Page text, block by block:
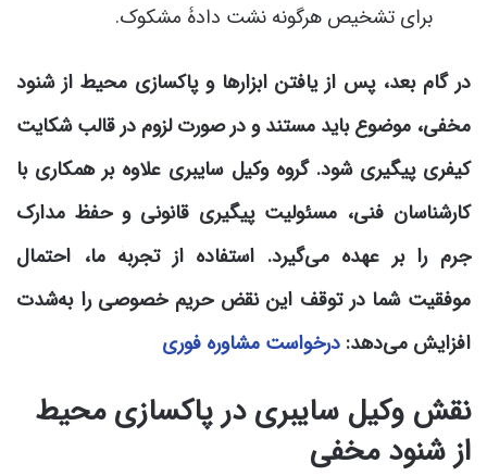
برای تشخیص هرگونه نشت دادۀ مشکوک.
در گام بعد، پس از یافتن ابزارها و پاکسازی محیط از شنود
مخفی، موضوع باید مستند و در صورت لزوم در قالب شکایت
کیفری پیگیری شود. گروه وکیل سایبری علاوه بر همکاری با
کارشناسان فنی، مسئولیت پیگیری قانونی و حفظ مدارک
جرم را بر عهده می‌گیرد. استفاده از تجربۀ ما، احتمال
موفقیت شما در توقف این نقض حریم خصوصی را به‌شدت
افزایش می‌دهد: درخواست مشاوره فوری
نقش وکیل سایبری در پاکسازی محیط
از شنود مخفی